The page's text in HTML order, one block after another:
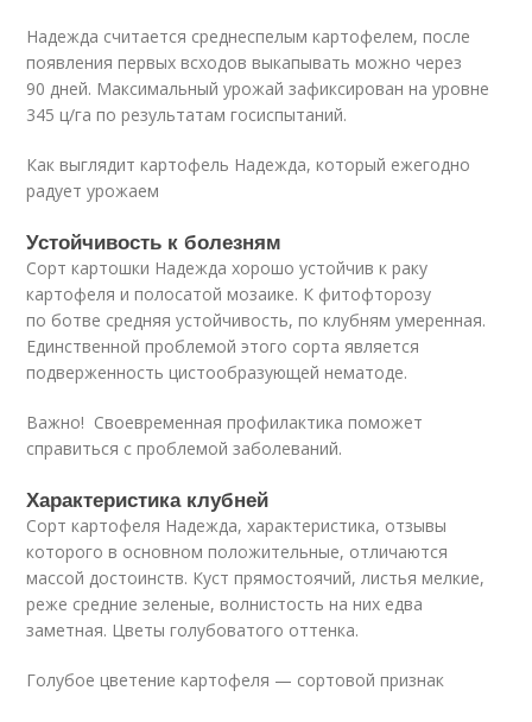
Надежда считается среднеспелым картофелем, после
появления первых всходов выкапывать можно через
90 дней. Максимальный урожай зафиксирован на уровне
345 ц/га по результатам госиспытаний.
Как выглядит картофель Надежда, который ежегодно
радует урожаем
Устойчивость к болезням
Сорт картошки Надежда хорошо устойчив к раку
картофеля и полосатой мозаике. К фитофторозу
по ботве средняя устойчивость, по клубням умеренная.
Единственной проблемой этого сорта является
подверженность цистообразующей нематоде.
Важно! Своевременная профилактика поможет
справиться с проблемой заболеваний.
Характеристика клубней
Сорт картофеля Надежда, характеристика, отзывы
которого в основном положительные, отличаются
массой достоинств. Куст прямостоячий, листья мелкие,
реже средние зеленые, волнистость на них едва
заметная. Цветы голубоватого оттенка.
Голубое цветение картофеля — сортовой признак